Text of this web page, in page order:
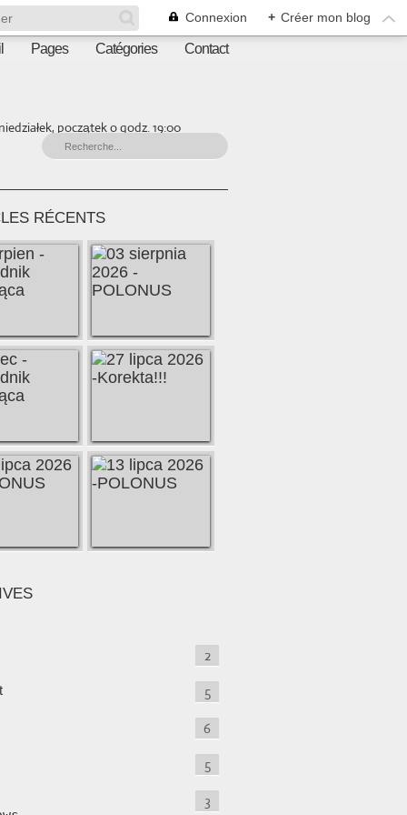
Connexion + Créer mon blog
Pages Catégories Contact
początek o godz. 19:00
RÉCENTS
2
5
6
5
3